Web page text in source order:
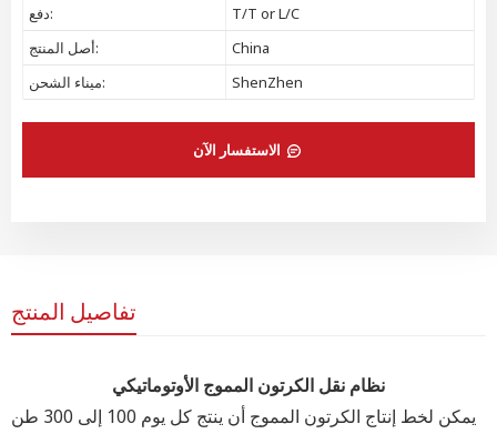
دفع:
T/T or L/C
أصل المنتج:
China
ميناء الشحن:
ShenZhen
الاستفسار الآن
تفاصيل المنتج
نظام نقل الكرتون المموج الأوتوماتيكي
يمكن لخط إنتاج الكرتون المموج أن ينتج كل يوم 100 إلى 300 طن